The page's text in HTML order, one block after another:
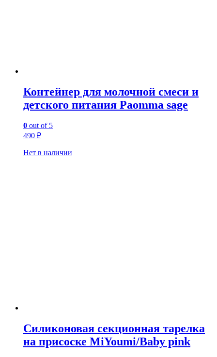
Контейнер для молочной смеси и
детского питания Paomma sage
0 out of 5
490 ₽
Нет в наличии
Силиконовая секционная тарелка
на присоске MiYoumi/Baby pink